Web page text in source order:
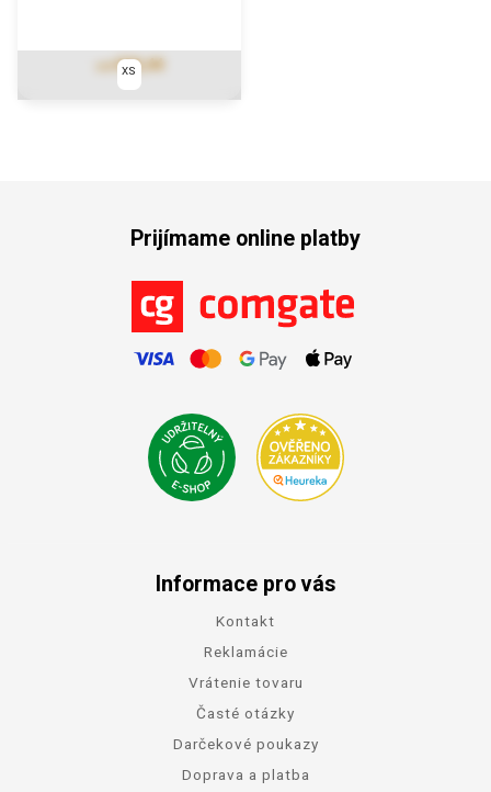
€30,44
XS
Prijímame online platby
Informace pro vás
Kontakt
Reklamácie
Vrátenie tovaru
Časté otázky
Darčekové poukazy
Doprava a platba